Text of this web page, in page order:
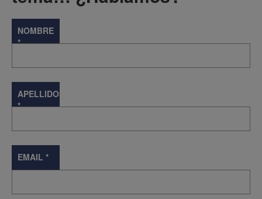
NOMBRE
*
APELLIDOS
*
EMAIL *